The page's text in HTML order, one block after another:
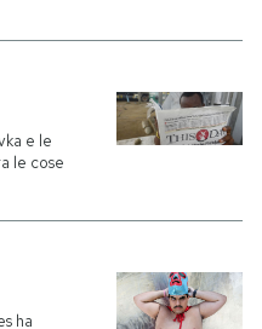
e le
le cose
ha